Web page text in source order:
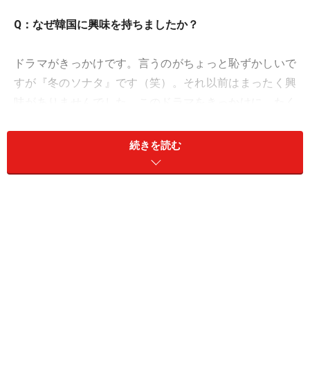
Q：なぜ韓国に興味を持ちましたか？
ドラマがきっかけです。言うのがちょっと恥ずかしいで
すが『冬のソナタ』です（笑）。それ以前はまったく興
きっかけで、K-POPにまで興味が広がりました。
続きを読む